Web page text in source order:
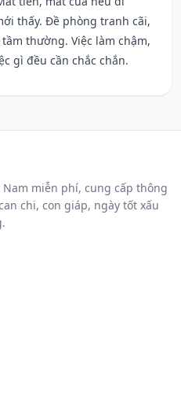
thấy. Đề phòng tranh cãi,
thường. Việc làm chậm,
gì đều cần chắc chắn.
miễn phí, cung cấp thông
chi, con giáp, ngày tốt xấu